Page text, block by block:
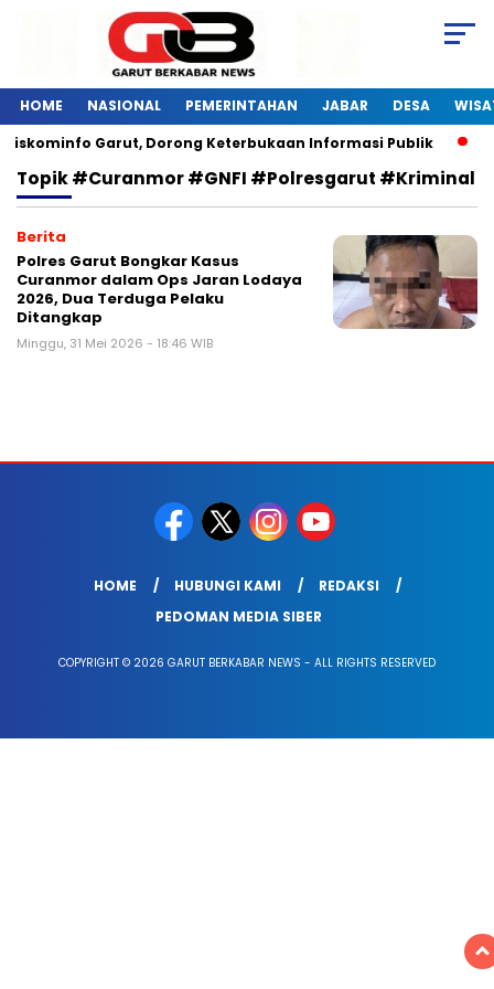
HOME NASIONAL PEMERINTAHAN JABAR DESA
Garut, Dorong Keterbukaan Informasi Publik
Topik#Curanmor #GNFI #Polresgarut #Kriminal
Berita
Polres Garut Bongkar Kasus
Curanmor dalam Ops Jaran Lodaya
2026, Dua Terduga Pelaku
Ditangkap
Minggu, 31 Mei 2026 - 18:46 WIB
HOME HUBUNGI KAMI
REDAKSI
PEDOMAN MEDIA SIBER
COPYRIGHT © 2026 GARUT BERKABAR NEWS - ALL RIGHTS RESERVED